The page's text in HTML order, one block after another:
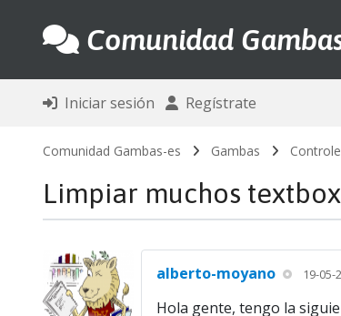
Comunidad
Iniciar sesión Regístrate
Comunidad Gambas-es Gambas
Limpiar muchos textbox
alberto-moyano 19-05-
Hola gente, tengo la